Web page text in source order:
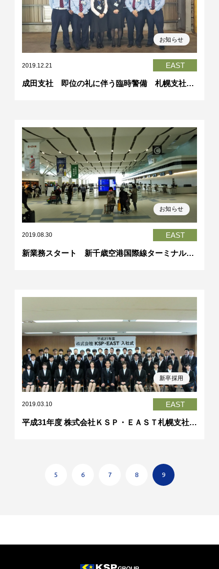
お知らせ
2019.12.21 EAST
成田支社 即位の礼に伴う臨時警備 札幌支社との協力により無事終了
お知らせ
2019.08.30 EAST
新業務スタート 新千歳空港国際線ターミナルビル、広さ2倍に 8月30日オープン
新卒採用
2019.03.10 EAST
平成31年度 株式会社ＫＳＰ・ＥＡＳＴ札幌支社 入社式
5 6 7 8 9